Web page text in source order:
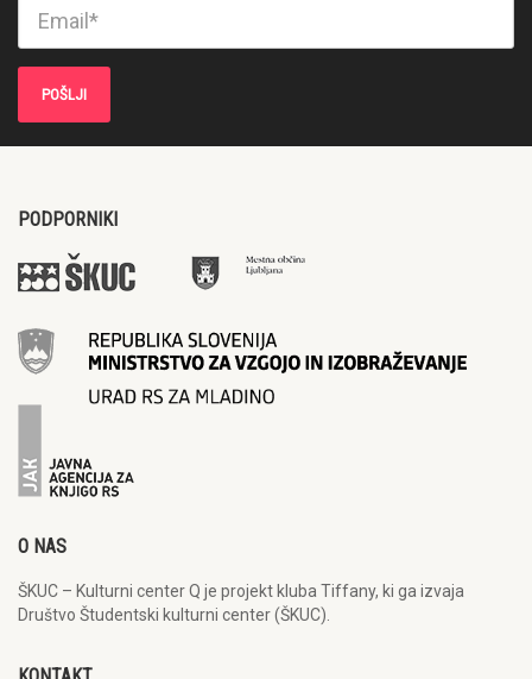
PODPORNIKI
O NAS
ŠKUC – Kulturni center Q je projekt kluba Tiffany, ki ga izvaja
Društvo Študentski kulturni center (ŠKUC).